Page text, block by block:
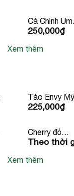
Cá Chình Um
Chuối 2
250,000₫
Xem thêm
Táo Envy
Newzealand
225,000₫
Cherry đỏ
Canada
Theo thời
Xem thêm